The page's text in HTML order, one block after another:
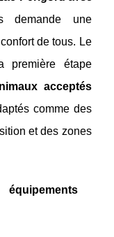
demande une
de tous. Le
première étape
acceptés
comme des
et des zones